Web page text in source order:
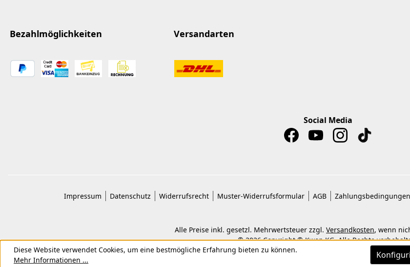
Bezahlmöglichkeiten Versandarten
Social Media
Impressum Datenschutz Widerrufsrecht Muster-Widerrufsformular AGB Zahlungsbedingungen
Alle Preise inkl. gesetzl. Mehrwertsteuer zzgl. Versandkosten, wenn
© 2026 Copyright © Kwon KG. Alle Rechte
Diese Website verwendet Cookies, um eine bestmögliche Erfahrung bieten zu können.
Mehr Informationen ...